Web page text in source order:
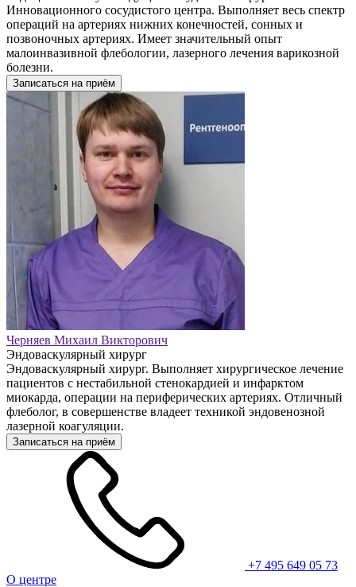
Инновационного сосудистого центра. Выполняет весь спектр
операций на артериях нижних конечностей, сонных и
позвоночных артериях. Имеет значительный опыт
малоинвазивной флебологии, лазерного лечения варикозной
болезни.
Записаться на приём
Черняев Михаил Викторович
Эндоваскулярный хирург
Эндоваскулярный хирург. Выполняет хирургическое лечение
пациентов с нестабильной стенокардией и инфарктом
миокарда, операции на периферических артериях. Отличный
флеболог, в совершенстве владеет техникой эндовенозной
лазерной коагуляции.
Записаться на приём
+7 495 649 05 73
О центре